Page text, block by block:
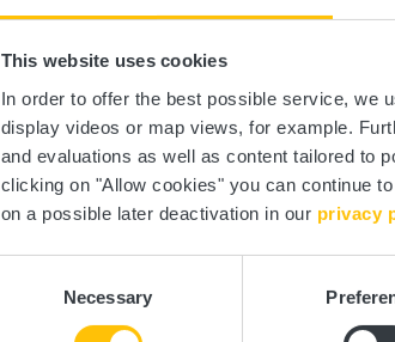
This website uses cookies
In order to offer the best possible service, we
display videos or map views, for example.
and evaluations as well as content tailored to
clicking on "Allow cookies" you can continue
on a possible later deactivation in our privacy
Necessary